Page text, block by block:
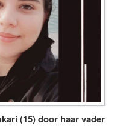
(15) door haar vader